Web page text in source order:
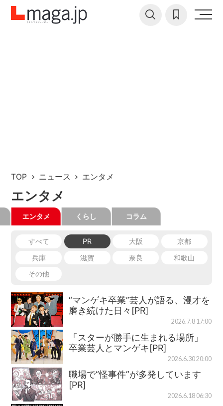
TOP ニュース エンタメ
エンタメ
エンタメ くらし コラム
すべて PR 大阪
京都
兵庫
滋賀 奈良
和歌山
その他
“マンゲキ卒業”芸人が語る、漫才を
磨き続けた日々[PR]
2026.7.8 17:00
「スターが勝手に生まれる場所」
卒業芸人とマンゲキ[PR]
2026.6.30 20:00
職場で“怪事件”が多発しています
[PR]
2026.6.18 06:30